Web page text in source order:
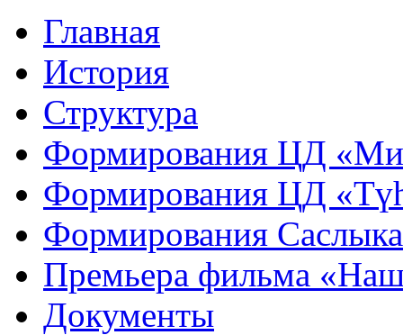
Главная
История
Структура
Формирования ЦД
Формирования ЦД
Формирования
Премьера фильма
Документы